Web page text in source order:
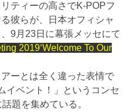
ティーの高さでK-POPフ
彼らが、日本オフィシャ
9月23日に幕張メッセにて
2019‘Welcome To Our
ーとは全く違った表情で
イベント！」というコンセ
題を集めている。